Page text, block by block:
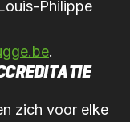
Philippe
.
zich voor elke